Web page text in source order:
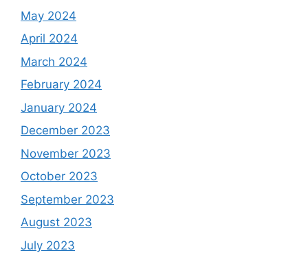
May 2024
April 2024
March 2024
February 2024
January 2024
December 2023
November 2023
October 2023
September 2023
August 2023
July 2023